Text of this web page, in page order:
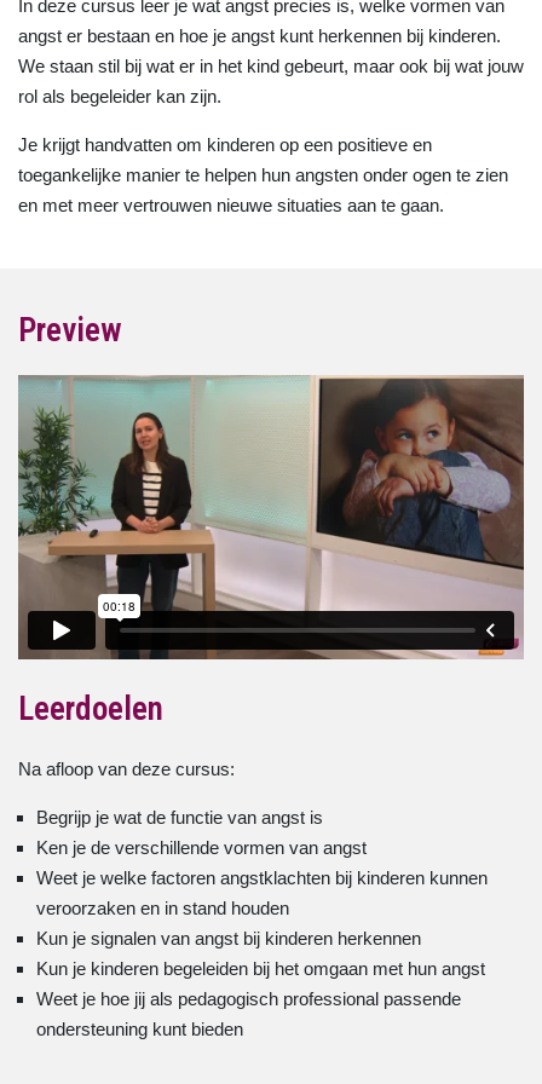
In deze cursus leer je wat angst precies is, welke vormen van
angst er bestaan en hoe je angst kunt herkennen bij kinderen.
We staan stil bij wat er in het kind gebeurt, maar ook bij wat jouw
rol als begeleider kan zijn.
Je krijgt handvatten om kinderen op een positieve en
toegankelijke manier te helpen hun angsten onder ogen te zien
en met meer vertrouwen nieuwe situaties aan te gaan.
Preview
Leerdoelen
Na afloop van deze cursus:
Begrijp je wat de functie van angst is
Ken je de verschillende vormen van angst
Weet je welke factoren angstklachten bij kinderen kunnen
veroorzaken en in stand houden
Kun je signalen van angst bij kinderen herkennen
Kun je kinderen begeleiden bij het omgaan met hun angst
Weet je hoe jij als pedagogisch professional passende
ondersteuning kunt bieden